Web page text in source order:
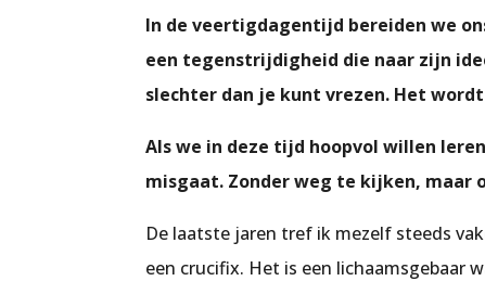
In de veertigdagentijd bereiden we
een tegenstrijdigheid die naar zijn
slechter dan je kunt vrezen. Het
Als we in deze tijd hoopvol willen
misgaat. Zonder weg te kijken, maar
De laatste jaren tref ik mezelf steeds
een crucifix. Het is een lichaamsgebaar